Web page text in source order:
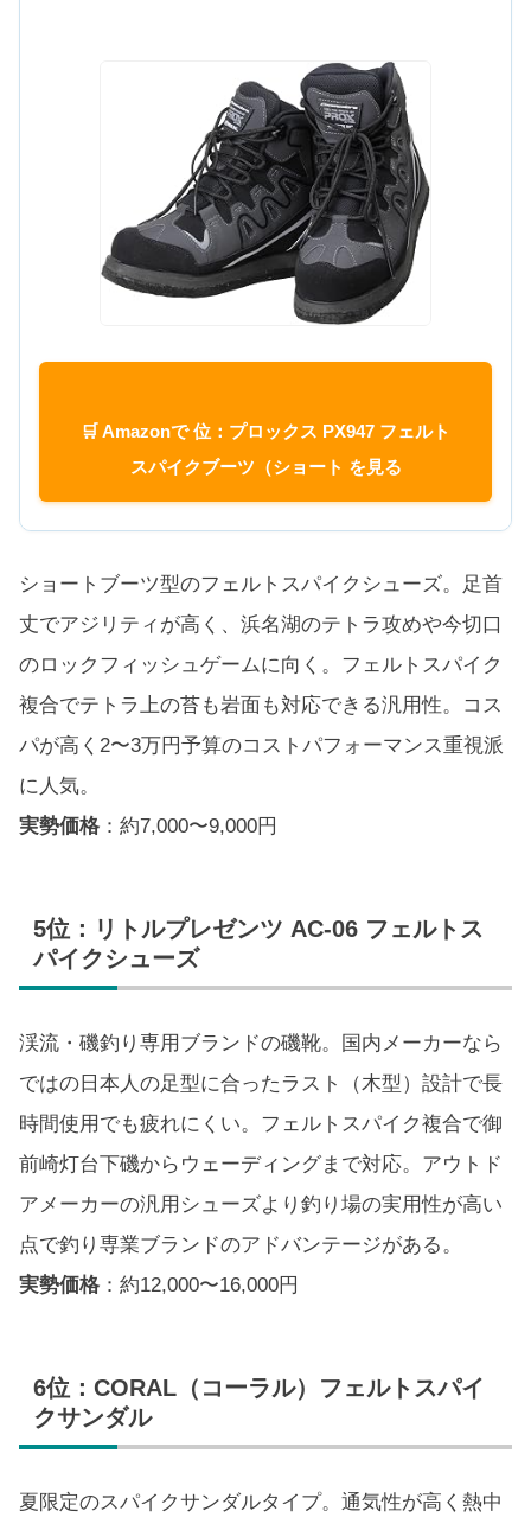
🛒 Amazonで 位：プロックス PX947 フェルト
スパイクブーツ（ショート を見る
ショートブーツ型のフェルトスパイクシューズ。足首
丈でアジリティが高く、浜名湖のテトラ攻めや今切口
のロックフィッシュゲームに向く。フェルトスパイク
複合でテトラ上の苔も岩面も対応できる汎用性。コス
パが高く2〜3万円予算のコストパフォーマンス重視派
に人気。
実勢価格 ：約7,000〜9,000円
5位：リトルプレゼンツ AC-06 フェルトス
パイクシューズ
渓流・磯釣り専用ブランドの磯靴。国内メーカーなら
ではの日本人の足型に合ったラスト（木型）設計で長
時間使用でも疲れにくい。フェルトスパイク複合で御
前崎灯台下磯からウェーディングまで対応。アウトド
アメーカーの汎用シューズより釣り場の実用性が高い
点で釣り専業ブランドのアドバンテージがある。
実勢価格 ：約12,000〜16,000円
6位：CORAL（コーラル）フェルトスパイ
クサンダル
夏限定のスパイクサンダルタイプ。通気性が高く熱中